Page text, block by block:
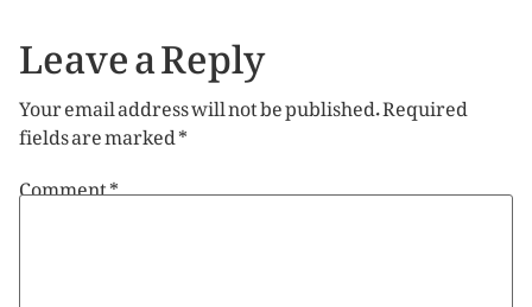
Leave a Reply
Your email address will not be published.Required
fields are marked*
Comment*